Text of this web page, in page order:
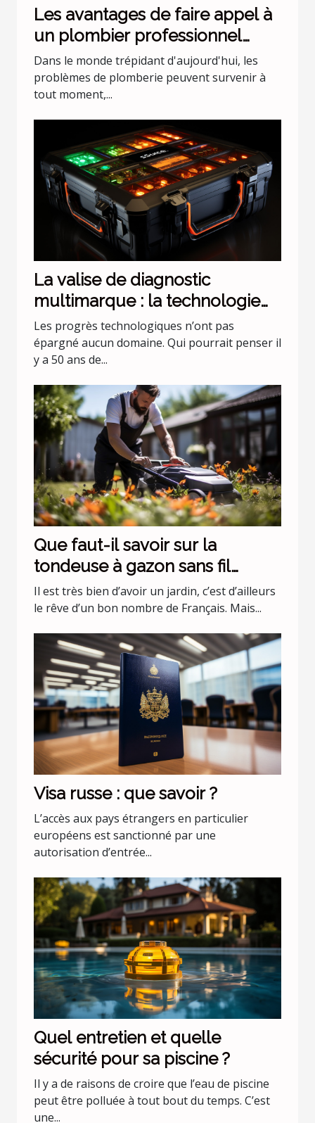
Les avantages de faire appel à
un plombier professionnel
pour les urgences nocturnes
Dans le monde trépidant d'aujourd'hui, les
problèmes de plomberie peuvent survenir à
tout moment,...
La valise de diagnostic
multimarque : la technologie
évolue !
Les progrès technologiques n’ont pas
épargné aucun domaine. Qui pourrait penser il
y a 50 ans de...
Que faut-il savoir sur la
tondeuse à gazon sans fil
batterie 36 v Black+Decker
CLMA4820L2-QW ?
Il est très bien d’avoir un jardin, c’est d’ailleurs
le rêve d’un bon nombre de Français. Mais...
Visa russe : que savoir ?
L’accès aux pays étrangers en particulier
européens est sanctionné par une
autorisation d’entrée...
Quel entretien et quelle
sécurité pour sa piscine ?
Il y a de raisons de croire que l’eau de piscine
peut être polluée à tout bout du temps. C’est
une...